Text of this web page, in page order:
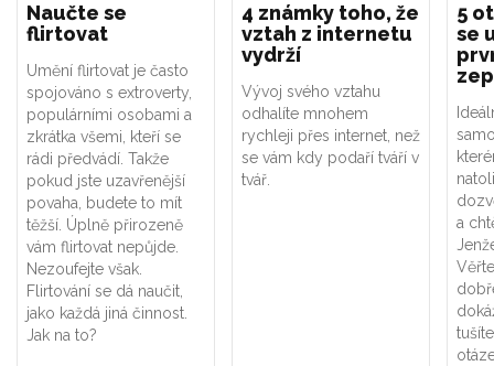
Naučte se
flirtovat
Umění flirtovat je často
spojováno s extroverty,
populárními osobami a
zkrátka všemi, kteří se
rádi předvádí. Takže
pokud jste uzavřenější
povaha, budete to mít
těžší. Úplně přirozeně
vám flirtovat nepůjde.
Nezoufejte však.
Flirtování se dá naučit,
jako každá jiná činnost.
Jak na to?
4 známky toho, že
vztah z internetu
vydrží
Vývoj svého vztahu
odhalíte mnohem
rychleji přes internet, než
se vám kdy podaří tváří v
tvář.
5
se
a